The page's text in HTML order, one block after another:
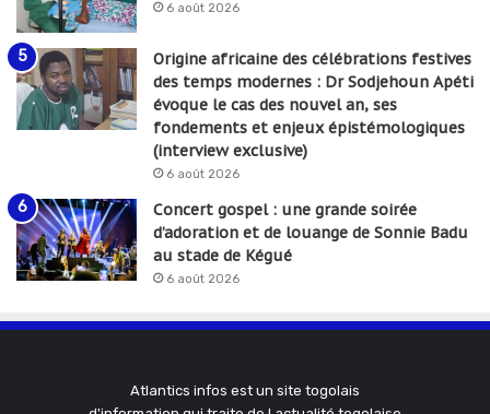
6 août 2026
Origine africaine des célébrations festives
des temps modernes : Dr Sodjehoun Apéti
évoque le cas des nouvel an, ses
fondements et enjeux épistémologiques
(interview exclusive)
6 août 2026
Concert gospel : une grande soirée
d’adoration et de louange de Sonnie Badu
au stade de Kégué
6 août 2026
Atlantics infos est un site togolais